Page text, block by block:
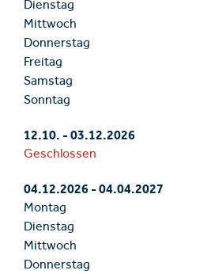
Dienstag
Mittwoch
Donnerstag
Freitag
Samstag
Sonntag
12.10.-03.12.2026
Geschlossen
04.12.2026-04.04.2027
Montag
Dienstag
Mittwoch
Donnerstag